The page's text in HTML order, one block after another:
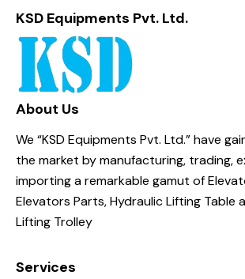
KSD Equipments Pvt. Ltd.
About Us
We “KSD Equipments Pvt. Ltd.” have
the market by manufacturing, trading,
importing a remarkable gamut of
Elevators Parts, Hydraulic Lifting Table
Lifting Trolley
Services